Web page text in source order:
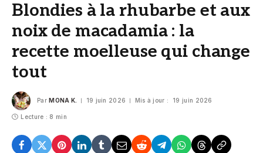
Blondies à la rhubarbe et aux
noix de macadamia : la
recette moelleuse qui change
tout
Par MONA K. 19 juin 2026 Mis à jour : 19 juin 2026
Lecture : 8 min